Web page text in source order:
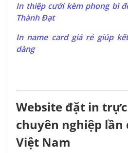
In thiệp cưới kèm phong bì
Thành Đạt
In name card giá rẻ giúp
dàng
Website đặt in
chuyên nghiệp
Việt Nam